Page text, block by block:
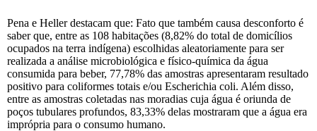
Pena e Heller destacam que: Fato que também causa desconforto é
saber que, entre as 108 habitações (8,82% do total de domicílios
ocupados na terra indígena) escolhidas aleatoriamente para ser
realizada a análise microbiológica e físico-química da água
consumida para beber, 77,78% das amostras apresentaram resultado
positivo para coliformes totais e/ou Escherichia coli. Além disso,
entre as amostras coletadas nas moradias cuja água é oriunda de
poços tubulares profundos, 83,33% delas mostraram que a água era
imprópria para o consumo humano.